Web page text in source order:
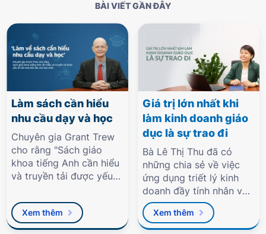
BÀI VIẾT GẦN ĐÂY
Làm sách cần hiểu
nhu cầu dạy và học
Chuyên gia Grant Trew
cho rằng "Sách giáo
khoa tiếng Anh cần hiểu
và truyền tải được yếu
học sinh."
Xem thêm
Giá trị lớn nhất khi
làm kinh doanh giáo
dục là sự trao đi
Bà Lê Thị Thu đã có
những chia sẻ về việc
ứng dụng triết lý kinh
doanh đầy tính nhân văn
của Tập đoàn với báo
Tuổi Trẻ vừa qua.
Xem thêm